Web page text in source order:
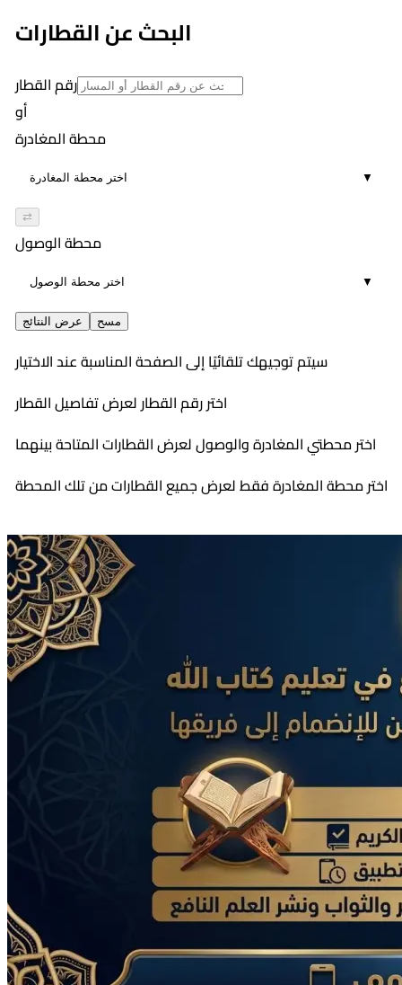
00:56
البحث عن القطارات
رقم القطار
أو
محطة المغادرة
▼
⇄
محطة الوصول
▼
عرض النتائج مسح
سيتم توجيهك تلقائيًا إلى الصفحة المناسبة عند الاختيار
اختر رقم القطار لعرض تفاصيل القطار
اختر محطتي المغادرة والوصول لعرض القطارات المتاحة بينهما
اختر محطة المغادرة فقط لعرض جميع القطارات من تلك المحطة